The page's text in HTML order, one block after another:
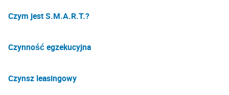
Czym jest S.M.A.R.T.?
Czynność egzekucyjna
Czynsz leasingowy